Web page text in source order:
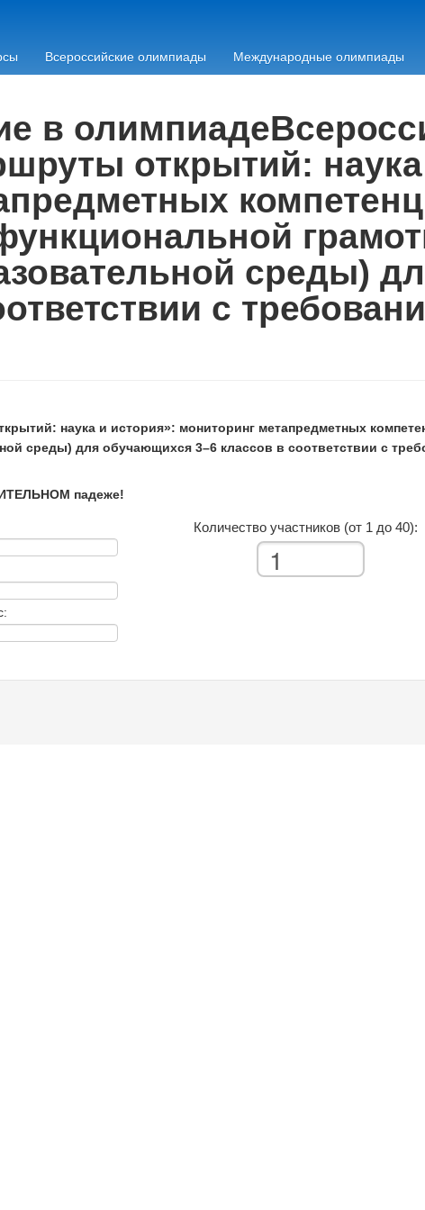
Всероссийские олимпиады Международные олимпиады
в
открытий:
среды)
с
наука и история»: мониторинг метапредметных
среды) для обучающихся 3–6 классов в соответствии с
падеже!
Количество участников (от 1 до 40):